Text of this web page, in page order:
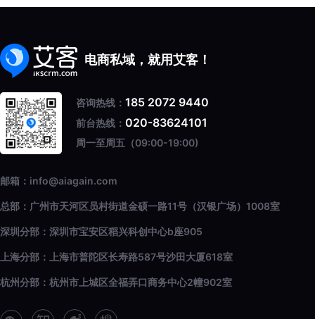
电商私域，就用艾客！
咨询热线： 185 2072 9440
前台热线： 020-83624101
周一至周五（09:00-19:00)
邮箱：info@aiagain.com
总部：广州市天河区员村街道金硕一路11号（汉银广场）1008室
深圳分部：深圳市宝安区稻兴科创中心b座905
上海分部：上海市普陀区长寿路587号沙田大厦618室
杭州分部：杭州市上城区全福弄口商务中心2幢902室